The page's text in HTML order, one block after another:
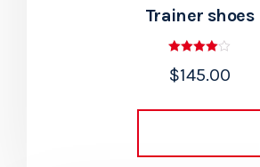
Trainer shoes
out of 5
$145.00